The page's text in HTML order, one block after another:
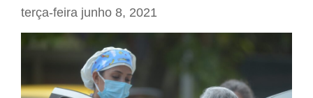
terça-feira junho 8, 2021